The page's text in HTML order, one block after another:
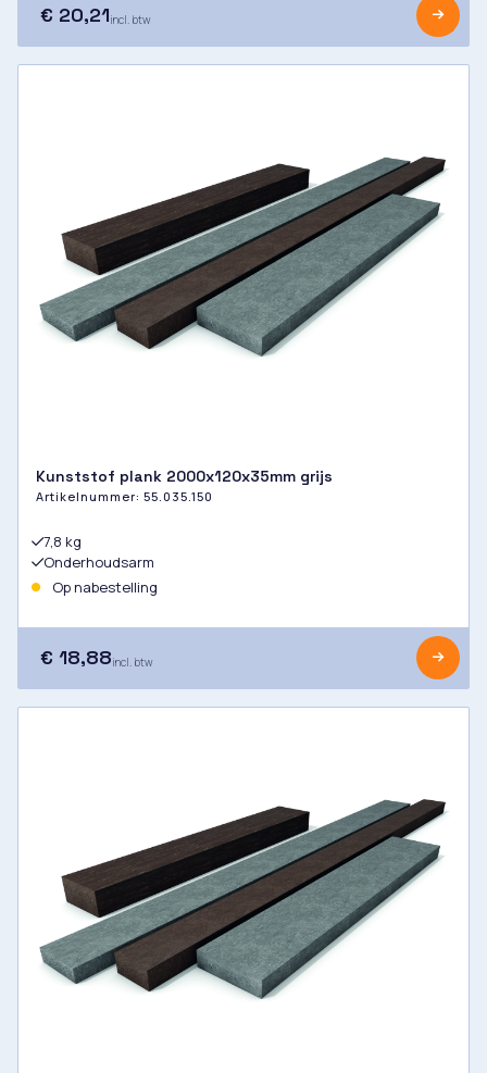
€ 20,21incl. btw
Kunststof plank 2000x120x35mm grijs
Artikelnummer: 55.035.150
7,8 kg
Onderhoudsarm
Op nabestelling
€ 18,88incl. btw